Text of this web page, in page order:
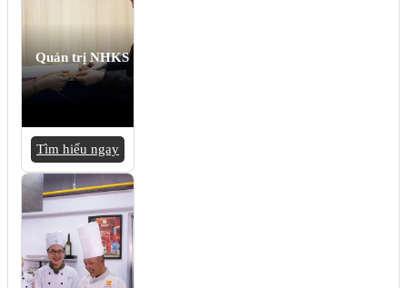
Quản trị NHKS
Tìm hiểu ngay